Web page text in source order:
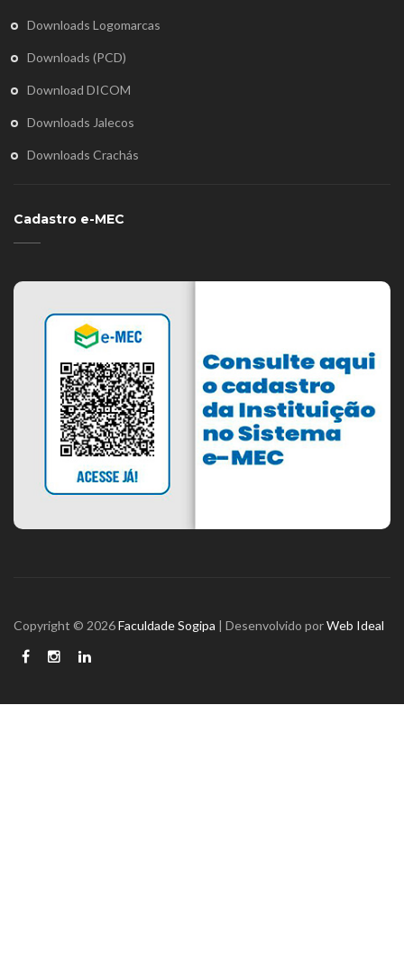
Downloads Logomarcas
Downloads (PCD)
Download DICOM
Downloads Jalecos
Downloads Crachás
Cadastro e-MEC
Copyright © 2026Faculdade Sogipa | Desenvolvido porWeb Ideal